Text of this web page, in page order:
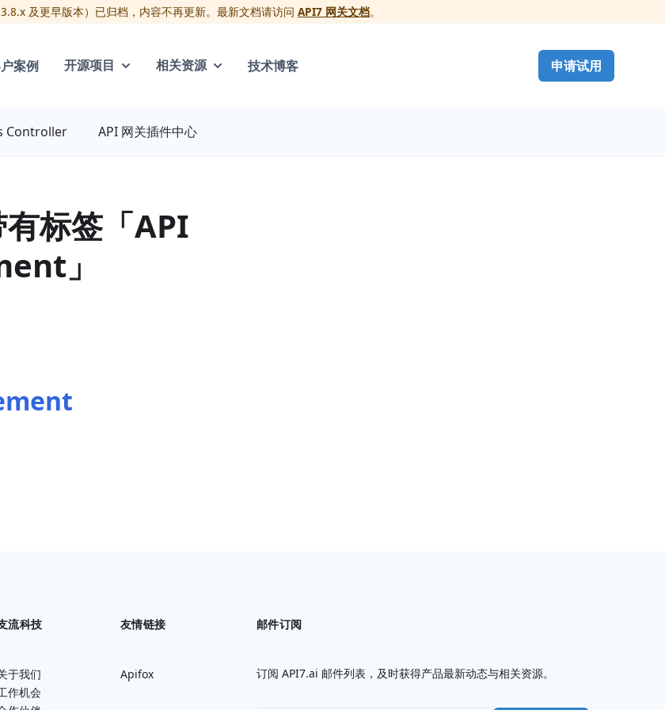
及更早版本）已归档，内容不再更新。最新文档请访问 API7 网关文档。
案例 开源项目 相关资源 技术博客 申请试用
Controller API 网关插件中心
标签「API
」
流科技
于我们
作机会
友情链接
Apifox
邮件订阅
订阅 API7.ai 邮件列表，及时获得产品最新动态与相关资源。